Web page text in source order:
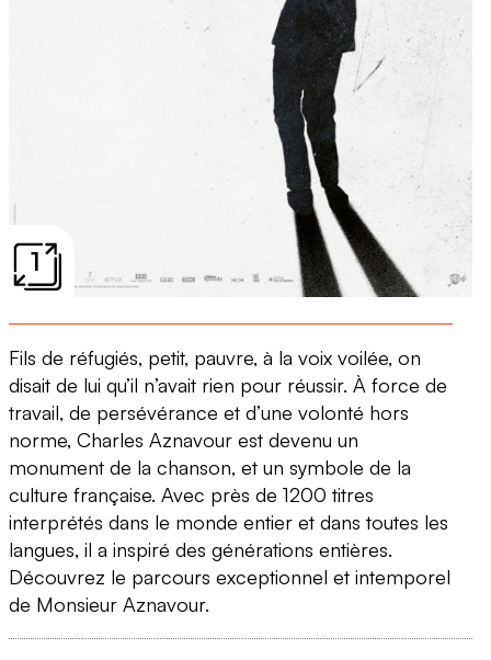
1
Fils de réfugiés, petit, pauvre, à la voix voilée, on
disait de lui qu’il n’avait rien pour réussir. À force de
travail, de persévérance et d’une volonté hors
norme, Charles Aznavour est devenu un
monument de la chanson, et un symbole de la
culture française. Avec près de 1200 titres
interprétés dans le monde entier et dans toutes les
langues, il a inspiré des générations entières.
Découvrez le parcours exceptionnel et intemporel
de Monsieur Aznavour.